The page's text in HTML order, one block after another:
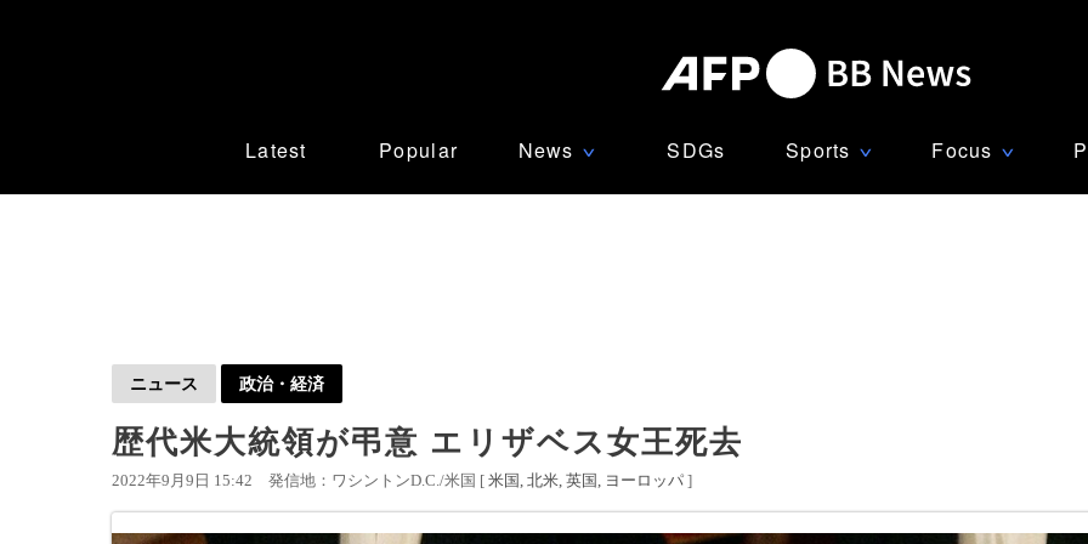
Latest Popular News ∨ SDGs Sports ∨ Focus ∨
ニュース 政治・経済
歴代米大統領が弔意 エリザベス女王死去
2022年9月9日 15:42 発信地：ワシントンD.C./米国 [ 米国 北米 英国 ヨーロッパ ]